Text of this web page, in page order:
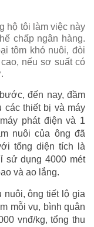
hộ tôi làm việc này
chấp ngân hàng.
tôm khó nuôi, đòi
nếu sơ suất có
đến nay, đầm
các thiết bị và máy
phát điện và 1
nuôi của ông đã
tổng diện tích là
sử dụng 4000 mét
và ao lắng.
nuôi, ông tiết lộ gia
mỗi vụ, bình quân
vnđ/kg, tổng thu